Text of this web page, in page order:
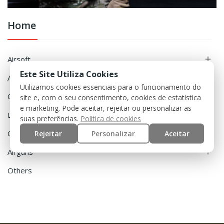
Home
Airsoft 
Accessories
Clothing
Equipment
Outdoor
Airguns 
Others
Este Site Utiliza Cookies
Utilizamos cookies essenciais para o funcionamento do
site e, com o seu consentimento, cookies de estatística
e marketing. Pode aceitar, rejeitar ou personalizar as
suas preferências. Política de cookies
Rejeitar
Personalizar Aceitar